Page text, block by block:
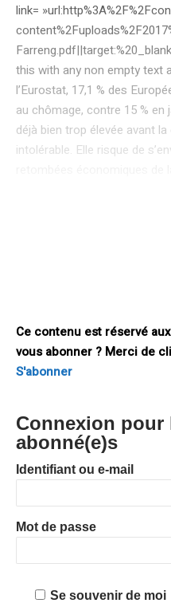
link=
this with any non empty text
l’Eurostat, 17,1 % des
au chômage, contre 15 %
déjà bien trop élevée avant
intolérable. Elle risque de
Ce contenu est réservé
vous abonner ? Merci de
S'abonner
Connexion pour
abonné(e)s
Identifiant ou e-mail
Mot de passe
Se souvenir de moi